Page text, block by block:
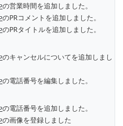
の営業時間を追加しました。
のPRコメントを追加しました。
のPRタイトルを追加しました。
のキャンセルについてを追加しまし
の電話番号を編集しました。
の電話番号を追加しました。
の画像を登録しました